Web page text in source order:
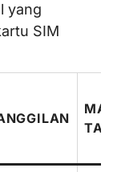
yang
SIM